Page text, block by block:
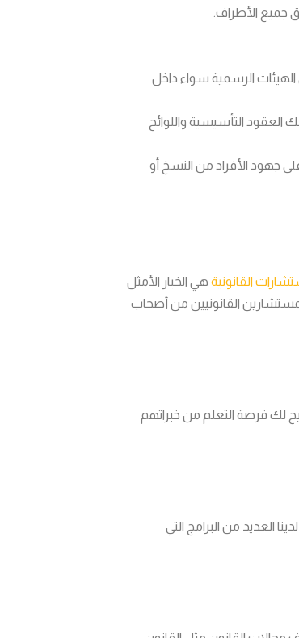
جميع الأطراف.
الرسمية سواء داخل
التأسيسية واللوائح
جهود الأفراد من النسخ أو
القانونية هي الخيار الأمثل
القانونيين من أصحاب
لك فرصة التعلم من خبراتهم
العديد من البرامج التي